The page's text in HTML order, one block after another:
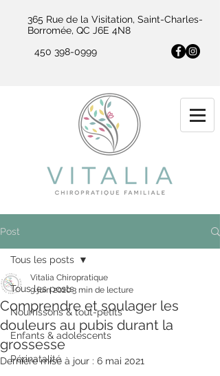
365 Rue de la Visitation, Saint-Charles-
Borromée, QC J6E 4N8
450 398-0999
Post
Tous les posts
Nourrissons & tout-petits
Enfants & adolescents
Périnatalité
Tous les posts
Comprendre et soulager les
douleurs au pubis durant la
grossesse
Vitalia Chiropratique
9 juin 20203 min de lecture
Dernière mise à jour : 6 mai 2021